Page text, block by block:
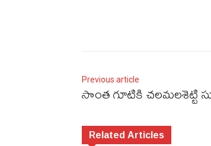
Previous article
సొంత గూటికి చలమలశెట్టి
Related Articles